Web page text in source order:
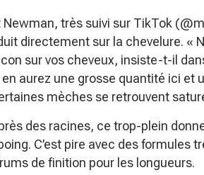
très suivi sur TikTok
directement sur la chevelure. «
sur vos cheveux, insiste-t-il
en aurez une grosse quantité ici et
mèches se retrouvent
des racines, ce trop-plein
C’est pire avec des formules
de finition pour les longueurs.